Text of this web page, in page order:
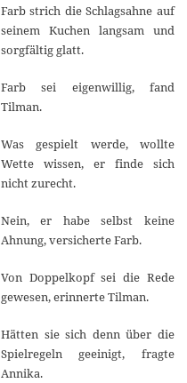
Farb strich die Schlagsahne auf
seinem Kuchen langsam und
sorgfältig glatt.
Farb sei eigenwillig, fand
Tilman.
Was gespielt werde, wollte
Wette wissen, er finde sich
nicht zurecht.
Nein, er habe selbst keine
Ahnung, versicherte Farb.
Von Doppelkopf sei die Rede
gewesen, erinnerte Tilman.
Hätten sie sich denn über die
Spielregeln geeinigt, fragte
Annika.